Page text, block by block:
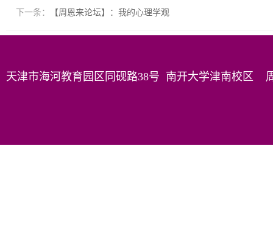
下一条： 【周恩来论坛】：我的心理学观
天津市海河教育园区同砚路38号 南开大学津南校区